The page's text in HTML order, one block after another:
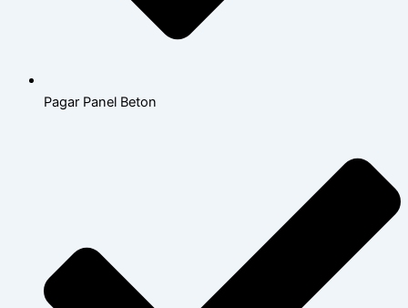
Pagar Panel Beton